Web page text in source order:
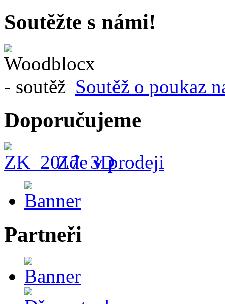
Soutěžte s námi!
Soutěž o poukaz
Doporučujeme
Zde v prodeji
Partneři